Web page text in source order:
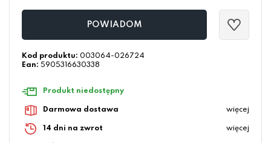
POWIADOM
Kod produktu: 003064-026724
Ean: 5905316630338
Produkt niedostępny
Darmowa dostawa więcej
14 dni na zwrot więcej